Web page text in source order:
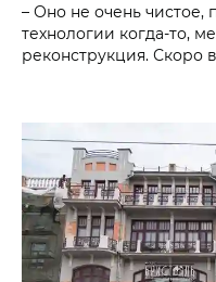
– Оно не очень чистое,
технологии когда-то,
реконструкция. Скоро